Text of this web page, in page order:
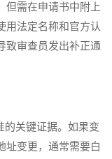
但需在申请书中附上
用法定名称和官方认
致审查员发出补正通
关键证据。如果变
址变更，通常需要白